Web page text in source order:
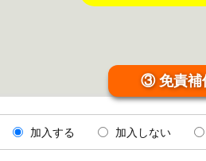
③ 免責補
加入する 加入しない